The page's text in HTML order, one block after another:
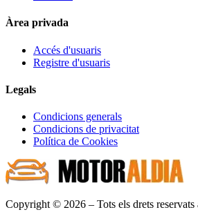
Àrea privada
Accés d'usuaris
Registre d'usuaris
Legals
Condicions generals
Condicions de privacitat
Política de Cookies
Copyright © 2026 – Tots els drets reservats